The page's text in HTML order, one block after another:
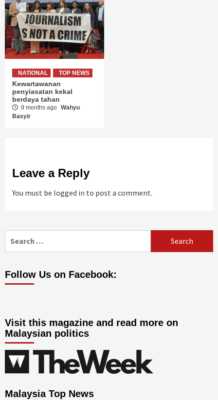
NATIONAL TOP NEWS
Kewartawanan
penyiasatan kekal
berdaya tahan
9 months ago Wahyu
Basyir
Leave a Reply
You must be logged in to post a comment.
for:
Follow Us on Facebook:
Visit this magazine and read more on
Malaysian politics
Malaysia Top News